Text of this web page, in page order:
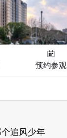
预约参观
追风少年